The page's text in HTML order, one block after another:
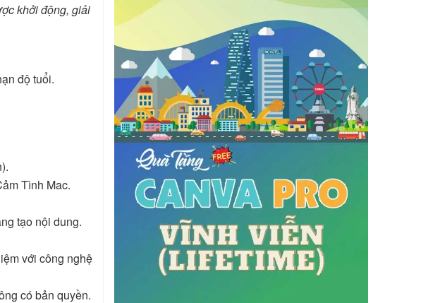
khởi động, giải
độ tuổi.
Tình Mac.
tạo nội dung.
với công nghệ
có bản quyền.